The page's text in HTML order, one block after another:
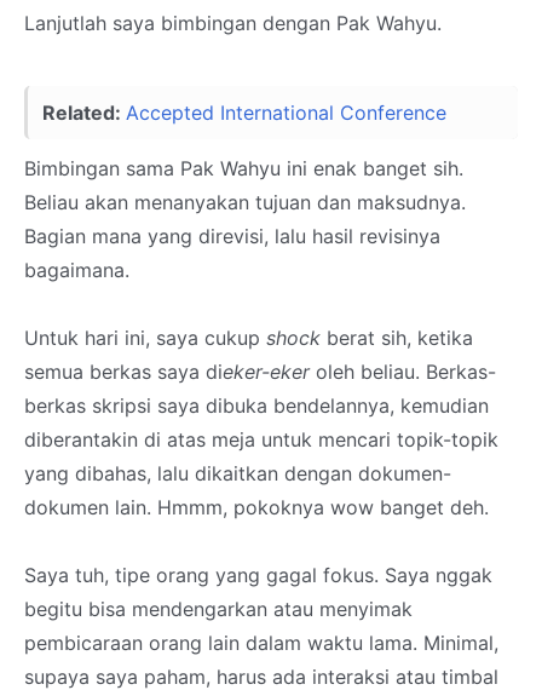
Lanjutlah saya bimbingan dengan Pak Wahyu.
Related: Accepted International Conference
Bimbingan sama Pak Wahyu ini enak banget sih.
Beliau akan menanyakan tujuan dan maksudnya.
Bagian mana yang direvisi, lalu hasil revisinya
bagaimana.
Untuk hari ini, saya cukup shock berat sih, ketika
semua berkas saya dieker-eker oleh beliau. Berkas-
berkas skripsi saya dibuka bendelannya, kemudian
diberantakin di atas meja untuk mencari topik-topik
yang dibahas, lalu dikaitkan dengan dokumen-
dokumen lain. Hmmm, pokoknya wow banget deh.
Saya tuh, tipe orang yang gagal fokus. Saya nggak
begitu bisa mendengarkan atau menyimak
pembicaraan orang lain dalam waktu lama. Minimal,
supaya saya paham, harus ada interaksi atau timbal